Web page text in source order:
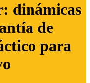
dinámicas
de
para